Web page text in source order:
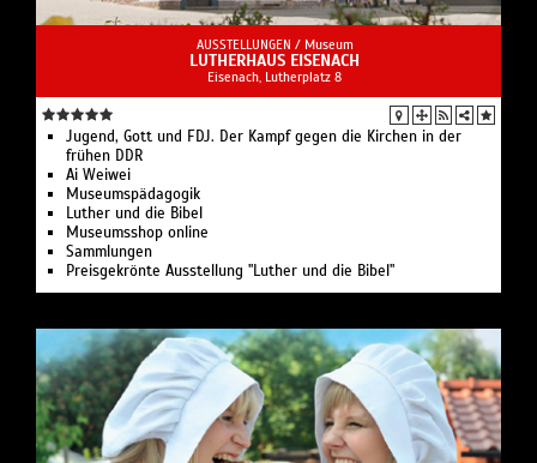
AUSSTELLUNGEN / Museum
LUTHERHAUS EISENACH
Eisenach, Lutherplatz 8
Jugend, Gott und FDJ. Der Kampf gegen die Kirchen in der
frühen DDR
Ai Weiwei
Museumspädagogik
Luther und die Bibel
Museumsshop online
Sammlungen
Preis­ge­krönte Aus­stel­lung "Luther und die Bibel"